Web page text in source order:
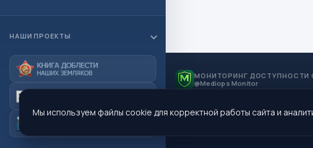
НАШИ ПРОЕКТЫ
МОНИТОРИНГ ДОСТУПНОСТИ
@Mediops Monitor
Мы используем файлы cookie для корректной работы сайта и